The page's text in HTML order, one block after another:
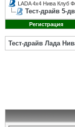
LADA 4x4 Нива Клуб
Тест-драйв 5-
Регистрация
Тест-драйв Лада